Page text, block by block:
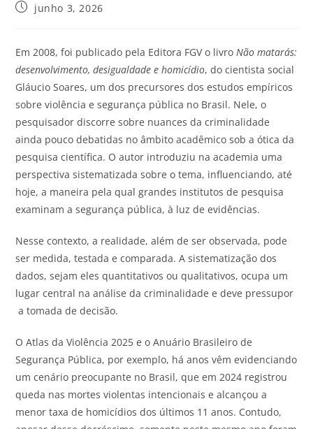
junho 3, 2026
Em 2008, foi publicado pela Editora FGV o livroNão matarás:
desenvolvimento, desigualdade e homicídio, do cientista social
Gláucio Soares, um dos precursores dos estudos empíricos
sobre violência e segurança pública no Brasil. Nele, o
pesquisador discorre sobre nuances da criminalidade
ainda pouco debatidas no âmbito acadêmico sob a ótica da
pesquisa científica. O autor introduziu na academia uma
perspectiva sistematizada sobre o tema, influenciando, até
hoje, a maneira pela qual grandes institutos de pesquisa
examinam a segurança pública, à luz de evidências.
Nesse contexto, a realidade, além de ser observada, pode
ser medida, testada e comparada. A sistematização dos
dados, sejam eles quantitativos ou qualitativos, ocupa um
lugar central na análise da criminalidade e deve pressupor
a tomada de decisão.
O Atlas da Violência 2025 e o Anuário Brasileiro de
Segurança Pública, por exemplo, há anos vêm evidenciando
um cenário preocupante no Brasil, que em 2024 registrou
queda nas mortes violentas intencionais e alcançou a
menor taxa de homicídios dos últimos 11 anos. Contudo,